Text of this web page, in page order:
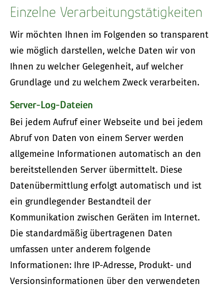
Einzelne Verarbeitungstätigkeiten
Wir möchten Ihnen im Folgenden so transparent
wie möglich darstellen, welche Daten wir von
Ihnen zu welcher Gelegenheit, auf welcher
Grundlage und zu welchem Zweck verarbeiten.
Server-Log-Dateien
Bei jedem Aufruf einer Webseite und bei jedem
Abruf von Daten von einem Server werden
allgemeine Informationen automatisch an den
bereitstellenden Server übermittelt. Diese
Datenübermittlung erfolgt automatisch und ist
ein grundlegender Bestandteil der
Kommunikation zwischen Geräten im Internet.
Die standardmäßig übertragenen Daten
umfassen unter anderem folgende
Informationen: Ihre IP-Adresse, Produkt- und
Versionsinformationen über den verwendeten